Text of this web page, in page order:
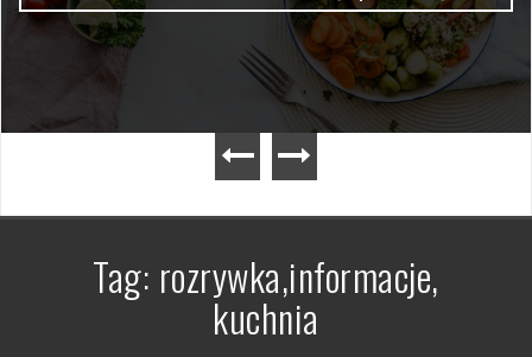
Tag: rozrywka,informacje,
kuchnia